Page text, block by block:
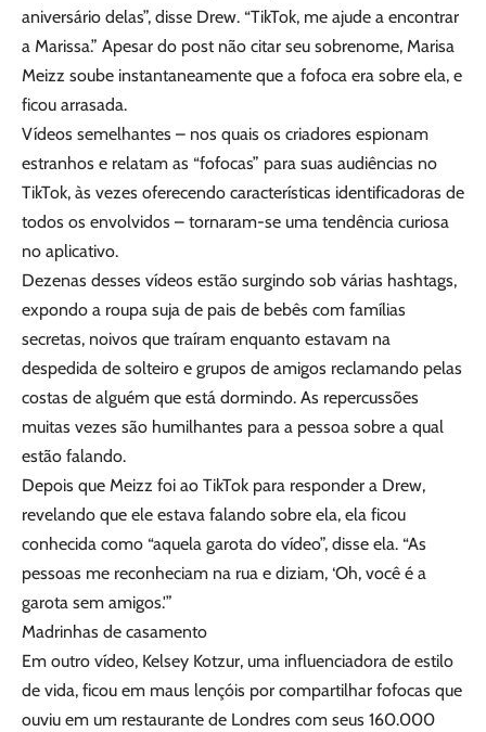
aniversário delas”, disse Drew. “TikTok, me ajude a encontrar
a Marissa.” Apesar do post não citar seu sobrenome, Marisa
Meizz soube instantaneamente que a fofoca era sobre ela, e
ficou arrasada.
Vídeos semelhantes – nos quais os criadores espionam
estranhos e relatam as “fofocas” para suas audiências no
TikTok, às vezes oferecendo características identificadoras de
todos os envolvidos – tornaram-se uma tendência curiosa
no aplicativo.
Dezenas desses vídeos estão surgindo sob várias hashtags,
expondo a roupa suja de pais de bebês com famílias
secretas, noivos que traíram enquanto estavam na
despedida de solteiro e grupos de amigos reclamando pelas
costas de alguém que está dormindo. As repercussões
muitas vezes são humilhantes para a pessoa sobre a qual
estão falando.
Depois que Meizz foi ao TikTok para responder a Drew,
revelando que ele estava falando sobre ela, ela ficou
conhecida como “aquela garota do vídeo”, disse ela. “As
pessoas me reconheciam na rua e diziam, ‘Oh, você é a
garota sem amigos.'”
Madrinhas de casamento
Em outro vídeo, Kelsey Kotzur, uma influenciadora de estilo
de vida, ficou em maus lençóis por compartilhar fofocas que
ouviu em um restaurante de Londres com seus 160.000